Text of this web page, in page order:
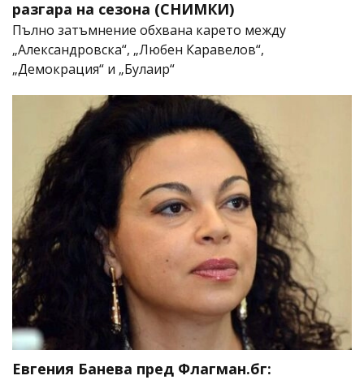
разгара на сезона (СНИМКИ)
Пълно затъмнение обхвана карето между
„Александровска“, „Любен Каравелов“,
„Демокрация“ и „Булаир“
Евгения Банева пред Флагман.бг: